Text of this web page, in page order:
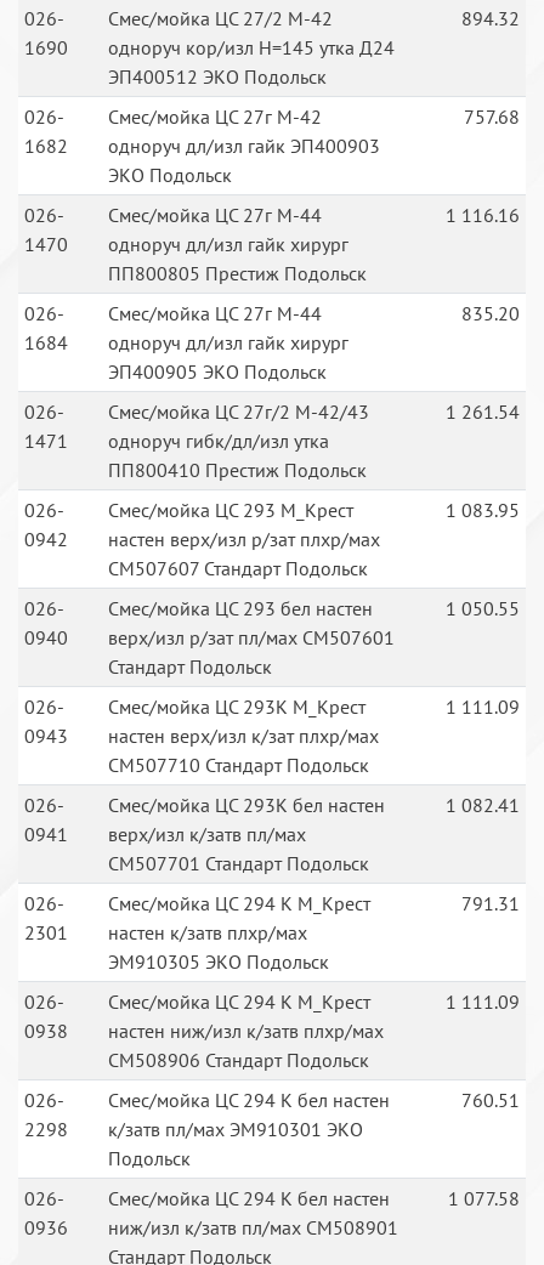
026-
1690
Смес/мойка ЦС 27/2 М-42
одноруч кор/изл H=145 утка Д24
ЭП400512 ЭКО Подольск
894.32
026-
1682
Смес/мойка ЦС 27г М-42
одноруч дл/изл гайк ЭП400903
ЭКО Подольск
757.68
026-
1470
Смес/мойка ЦС 27г М-44
одноруч дл/изл гайк хирург
ПП800805 Престиж Подольск
1 116.16
026-
1684
Смес/мойка ЦС 27г М-44
одноруч дл/изл гайк хирург
ЭП400905 ЭКО Подольск
835.20
026-
1471
Смес/мойка ЦС 27г/2 М-42/43
одноруч гибк/дл/изл утка
ПП800410 Престиж Подольск
1 261.54
026-
0942
Смес/мойка ЦС 293 М_Крест
настен верх/изл р/зат плхр/мах
СМ507607 Стандарт Подольск
1 083.95
026-
0940
Смес/мойка ЦС 293 бел настен
верх/изл р/зат пл/мах СМ507601
Стандарт Подольск
1 050.55
026-
0943
Смес/мойка ЦС 293К М_Крест
настен верх/изл к/зат плхр/мах
СМ507710 Стандарт Подольск
1 111.09
026-
0941
Смес/мойка ЦС 293К бел настен
верх/изл к/затв пл/мах
СМ507701 Стандарт Подольск
1 082.41
026-
2301
Смес/мойка ЦС 294 К М_Крест
настен к/затв плхр/мах
ЭМ910305 ЭКО Подольск
791.31
026-
0938
Смес/мойка ЦС 294 К М_Крест
настен ниж/изл к/затв плхр/мах
СМ508906 Стандарт Подольск
1 111.09
026-
2298
Смес/мойка ЦС 294 К бел настен
к/затв пл/мах ЭМ910301 ЭКО
Подольск
760.51
026-
0936
Смес/мойка ЦС 294 К бел настен
ниж/изл к/затв пл/мах СМ508901
Стандарт Подольск
1 077.58